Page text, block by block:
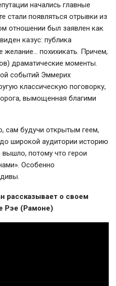
начались главные
стали появляться отрывки из
отношении был заявлен как
казус: публика
похихикать. Причем,
драматические моменты.
событий Эммерих
классическую поговорку,
вымощенная благими
сам будучи открытым геем,
широкой аудитории историю
вышло, потому что герои
Особенно
.
рассказывает о своем
Рэе (Рамоне)